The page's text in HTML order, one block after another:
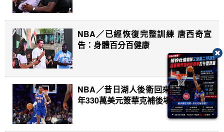
NBA／已經恢復完整訓練 唐西奇宣
告：身體百分百健康
NBA／昔日湖人後衛回來了！金塊一
年330萬美元簽華克補後場深度